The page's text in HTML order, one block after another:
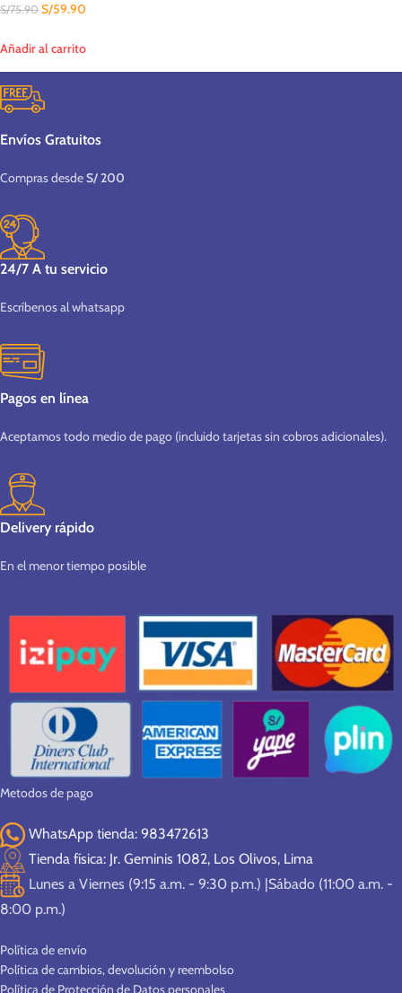
S/75.90 S/59.90
Añadir al carrito
Envíos Gratuitos
Compras desdeS/ 200
24/7 A tu servicio
Escríbenos al whatsapp
Pagos en línea
Aceptamos todo medio de pago (incluido tarjetas sin cobros adicionales).
Delivery rápido
En el menor tiempo posible
Metodos de pago
WhatsApp tienda: 983472613
Tienda física: Jr. Geminis 1082, Los Olivos, Lima
Lunes a Viernes (9:15 a.m. - 9:30 p.m.) |Sábado (11:00 a.m. -
8:00 p.m.)
Política de envío
Política de cambios, devolución y reembolso
Política de Protección de Datos personales